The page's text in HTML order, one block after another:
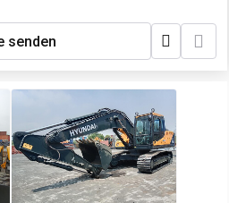
senden